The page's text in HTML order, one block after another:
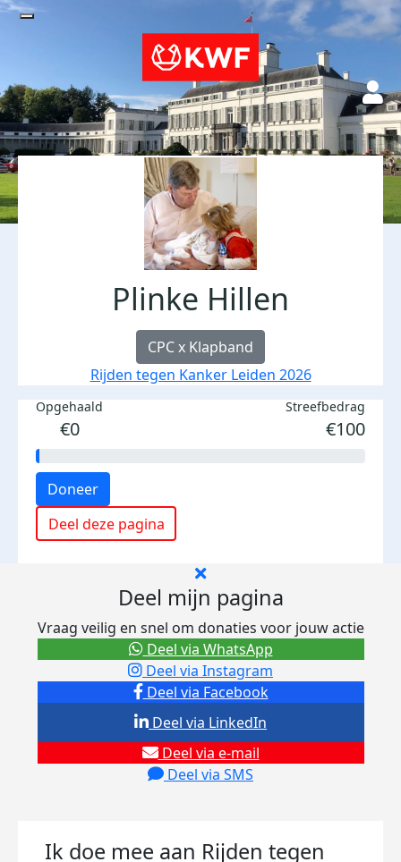
Plinke Hillen
CPC x Klapband
Rijden tegen Kanker Leiden 2026
Opgehaald
€0
Streefbedrag
€100
Doneer
Deel deze pagina
Deel mijn pagina
Vraag veilig en snel om donaties voor jouw actie
Deel via Facebook
Deel via Instagram
Deel via e-mail
Deel via SMS
Deel via LinkedIn
Deel via WhatsApp
Ik doe mee aan Rijden tegen